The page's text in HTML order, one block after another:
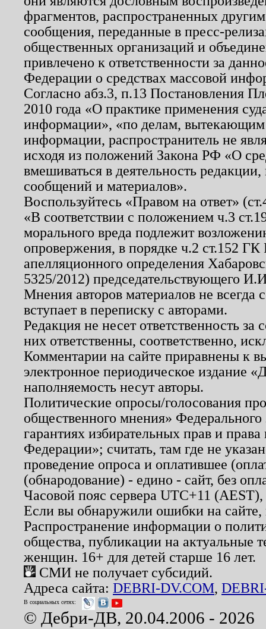
фрагментов, распространенных
сообщения, переданные в пресс-
общественных организаций и
привлечено к ответственности за
Федерации о средствах массовой
Согласно абз.3, п.13 Постановления
2010 года «О практике применения
информации», «по делам, вытекающим
информации, распространитель не
исходя из положений Закона РФ «О
вмешиваться в деятельность
сообщений и материалов».
Воспользуйтесь «Правом на ответ»
«В соответствии с положением ч.3
морального вреда подлежит
опровержения, в порядке ч.2 ст.152
апелляционного определения
5325/2012) председательствующего
Мнения авторов материалов не
вступает в переписку с авторами.
Редакция не несет ответственность
них ответственны, соответственно,
Комментарии на сайте приравнены к
электронное периодическое издание
наполняемость несут авторы.
Политические опросы/голосования
общественного мнения»
гарантиях избирательных прав и
Федерации»; считать, там где не
проведение опроса и оплатившее
(обнародование) - едино - сайт, без
Часовой пояс сервера UTC+11
Если вы обнаружили ошибки на
Распространение информации о
общества, публикации на актуальные
женщин. 16+ для детей старше 16 лет.
СМИ не получает субсидий.
Адреса сайта: DEBRI-DV.COM,
В социальных сетях:
© Дебри-ДВ, 20.04.2006 - 2026